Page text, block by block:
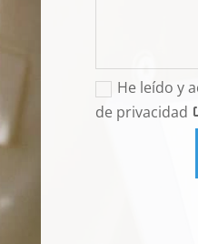
He leído y
de privacidad